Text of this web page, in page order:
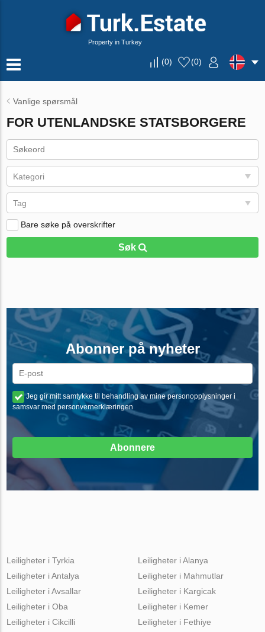
Property in Turkey
(0) (0)
Vanlige spørsmål
FOR UTENLANDSKE STATSBORGERE
Kategori
Tag
Søk
Bare søke på overskrifter
Abonner på nyheter
Jeg gir mitt samtykke til behandling av mine personopplysninger i
samsvar med personvernerklæringen
Abonnere
Leiligheter i Tyrkia
Leiligheter i Antalya
Leiligheter i Avsallar
Leiligheter i Oba
Leiligheter i Cikcilli
Leiligheter i Alanya
Leiligheter i Mahmutlar
Leiligheter i Kargicak
Leiligheter i Kemer
Leiligheter i Fethiye